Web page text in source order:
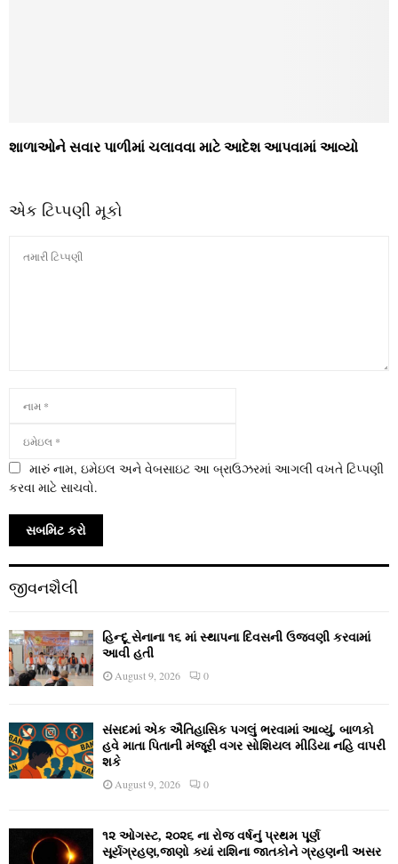
શાળાઓને સવાર પાળીમાં ચલાવવા માટે આદેશ આપવામાં આવ્યો
એક ટિપ્પણી મૂકો
મારું નામ, ઇમેઇલ અને વેબસાઇટ આ બ્રાઉઝરમાં આગલી વખતે ટિપ્પણી
કરવા માટે સાચવો.
જીવનશૈલી
હિન્દૂ સેનાના ૧૬ માં સ્થાપના દિવસની ઉજવણી કરવામાં
આવી હતી
August 9, 2026 0
સંસદમાં એક ઐતિહાસિક પગલું ભરવામાં આવ્યું, બાળકો
હવે માતા પિતાની મંજૂરી વગર સોશિયલ મીડિયા નહિ વાપરી
શકે
August 9, 2026 0
૧૨ ઓગસ્ટ, ૨૦૨૬ ના રોજ વર્ષનું પ્રથમ પૂર્ણ
સૂર્યગ્રહણ,જાણો ક્યાં રાશિના જાતકોને ગ્રહણની અસર